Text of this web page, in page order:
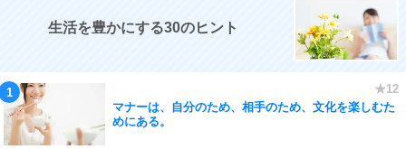
生活を豊かにする30のヒント
マナーは、自分のため、相手のため、文化を楽しむた
めにある。